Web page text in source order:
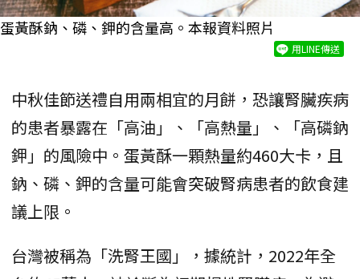
蛋黃酥鈉、磷、鉀的含量高。本報資料照片
用LINE傳送
中秋佳節送禮自用兩相宜的月餅，恐讓腎臟疾病
的患者暴露在「高油」、「高熱量」、「高磷鈉
鉀」的風險中。蛋黃酥一顆熱量約460大卡，且
鈉、磷、鉀的含量可能會突破腎病患者的飲食建
議上限。
台灣被稱為「洗腎王國」，據統計，2022年全